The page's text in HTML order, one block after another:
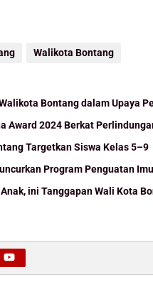
Walikota Bontang
Bontang dalam Upaya
Award 2024 Berkat
Targetkan Siswa Kelas 5–9
Program Penguatan
ini Tanggapan Wali Kota